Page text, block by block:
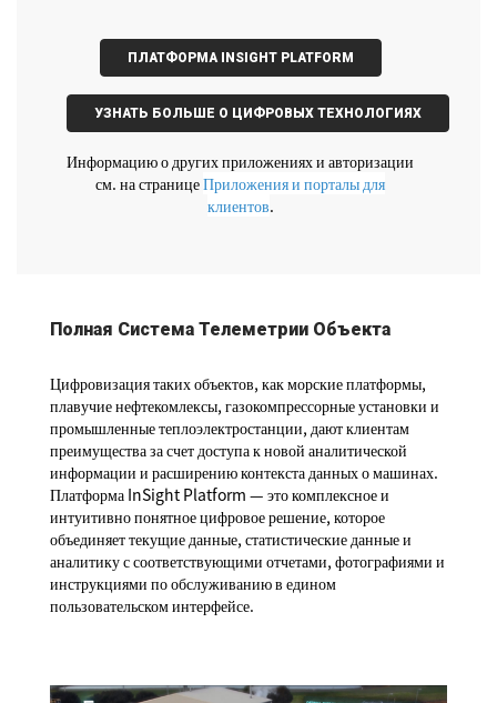
ПЛАТФОРМА INSIGHT PLATFORM
УЗНАТЬ БОЛЬШЕ О ЦИФРОВЫХ ТЕХНОЛОГИЯХ
Информацию о других приложениях и авторизации
см. на страницеПриложения и порталы для
клиентов.
Полная Система Телеметрии Объекта
Цифровизация таких объектов, как морские платформы,
плавучие нефтекомлексы, газокомпрессорные установки и
промышленные теплоэлектростанции, дают клиентам
преимущества за счет доступа к новой аналитической
информации и расширению контекста данных о машинах.
Платформа InSight Platform — это комплексное и
интуитивно понятное цифровое решение, которое
объединяет текущие данные, статистические данные и
аналитику с соответствующими отчетами, фотографиями и
инструкциями по обслуживанию в едином
пользовательском интерфейсе.